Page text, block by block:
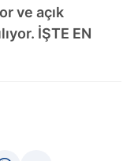
ve açık
İŞTE EN